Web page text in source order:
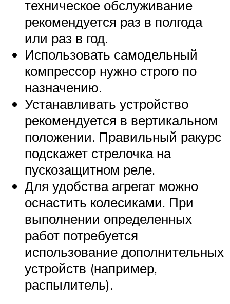
техническое обслуживание
рекомендуется раз в полгода
или раз в год.
Использовать самодельный
компрессор нужно строго по
назначению.
Устанавливать устройство
рекомендуется в вертикальном
положении. Правильный ракурс
подскажет стрелочка на
пускозащитном реле.
Для удобства агрегат можно
оснастить колесиками. При
выполнении определенных
работ потребуется
использование дополнительных
устройств (например,
распылитель).